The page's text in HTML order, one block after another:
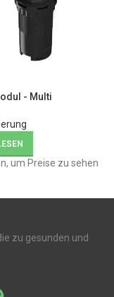
- Multi
um Preise zu sehen
zu gesunden und